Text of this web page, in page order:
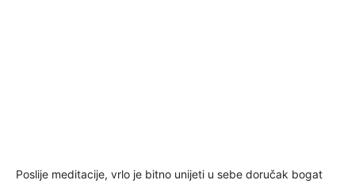
Poslije meditacije, vrlo je bitno unijeti u sebe doručak bogat